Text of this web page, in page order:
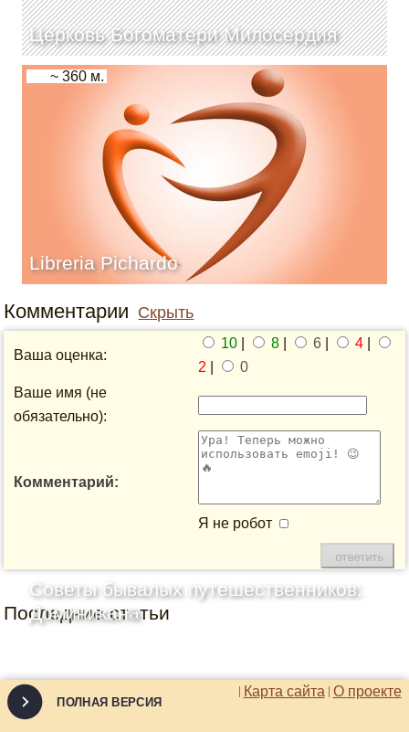
Церковь Богоматери Милосердия
Libreria Pichardo
~ 360 м.
Комментарии Скрыть
Ваша оценка:
10 8 6 4
2
0
Ваше имя (не
обязательно):
Комментарий:
Я не робот
Последние статьи
Советы бывалых путешественников:
Доминикана
О проекте
Карта сайта
ПОЛНАЯ ВЕРСИЯ